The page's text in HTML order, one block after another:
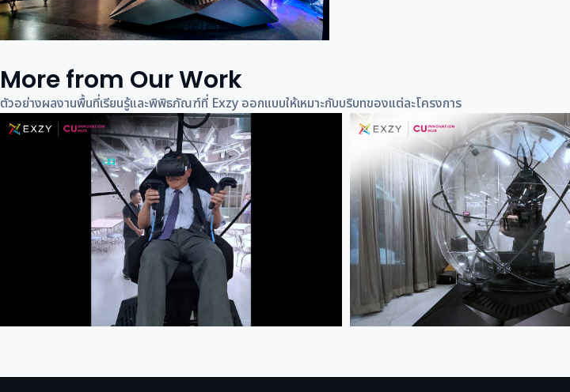
More from Our Work
ตัวอย่างผลงานพื้นที่เรียนรู้และพิพิธภัณฑ์ที่ Exzy ออกแบบให้เหมาะกับบริบทของแต่ละโครงการ